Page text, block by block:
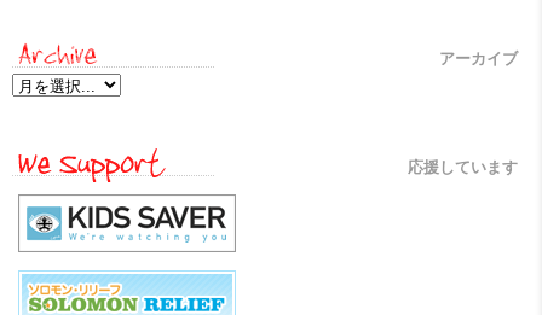
アーカイブ
応援しています